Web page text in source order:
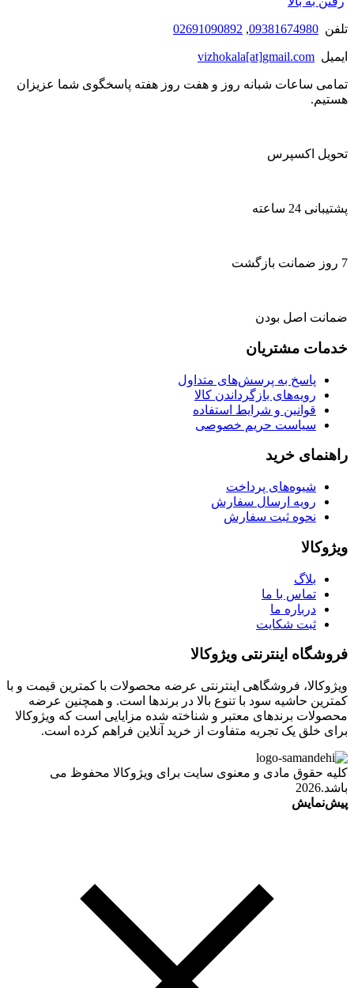
تلفن 09381674980
,
02691090892
ایمیل vizhokala[at]gmail.com
تمامی ساعات شبانه روز و هفت روز هفته پاسخگوی شما عزیزان
هستیم.
تحویل اکسپرس
پشتیبانی 24 ساعته
7 روز ضمانت بازگشت
ضمانت اصل بودن
خدمات مشتریان
پاسخ به پرسش‌های متداول
رویه‌های بازگرداندن کالا
قوانین و شرایط استفاده
سیاست حریم خصوصی
راهنمای خرید
شیوه‌های پرداخت
رویه ارسال سفارش
نحوه ثبت سفارش
ویژوکالا
بلاگ
تماس با ما
درباره ما
ثبت شکایت
فروشگاه اینترنتی ویژوکالا
ویژوکالا، فروشگاهی اینترنتی عرضه محصولات با کمترین قیمت و با
کمترین حاشیه سود با تنوع بالا در برندها است. و همچنین عرضه
محصولات برندهای معتبر و شناخته شده مزایایی است که ویژوکالا
برای خلق یک تجربه متفاوت از خرید آنلاین فراهم کرده است.
کلیه حقوق مادی و معنوی سایت برای ویژوکالا محفوظ می
باشد.2026
پیش‌نمایش